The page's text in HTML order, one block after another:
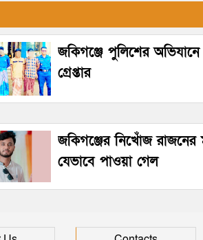
জকিগঞ্জে পুলিশের
গ্রেপ্তার
জকিগঞ্জের নিখোঁজ রাজনের
যেভাবে পাওয়া গেল